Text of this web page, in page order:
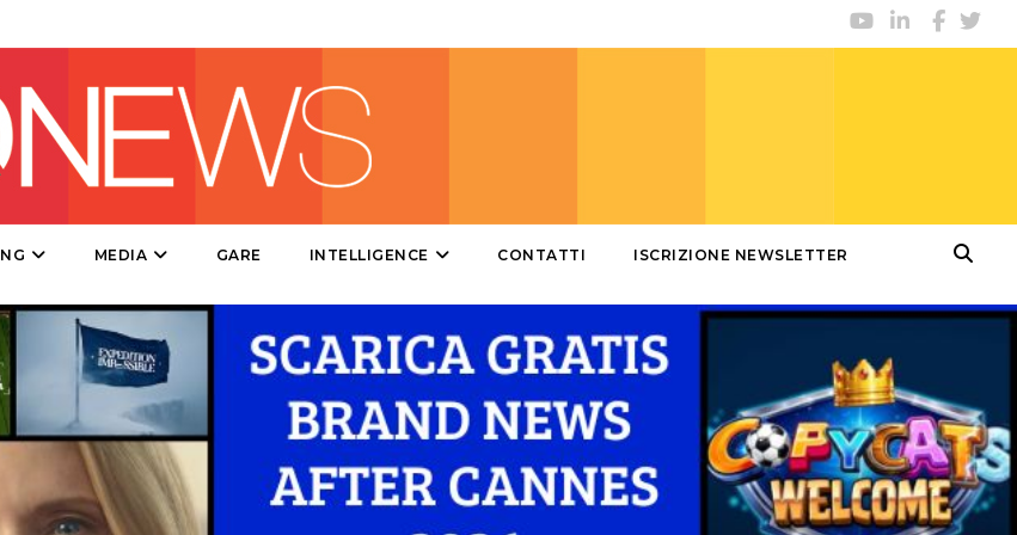
PROMOZIONI
PUNTI VENDITA
CSR
MEDIA GARE INTELLIGENCE CONTATTI ISCRIZIONE NEWSLETTER